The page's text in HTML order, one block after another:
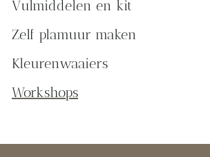
Vulmiddelen en kit
Zelf plamuur maken
Kleurenwaaiers
Workshops